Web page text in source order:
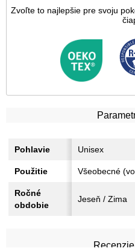
Zvoľte to najlepšie pre svoju
Pohlavie Unisex
Použitie Všeobecné
Ročné
obdobie
Jeseň / Zima